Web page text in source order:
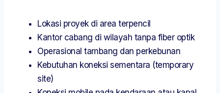
Lokasi proyek di area terpencil
Kantor cabang di wilayah tanpa fiber optik
Operasional tambang dan perkebunan
Kebutuhan koneksi sementara (temporary
site)